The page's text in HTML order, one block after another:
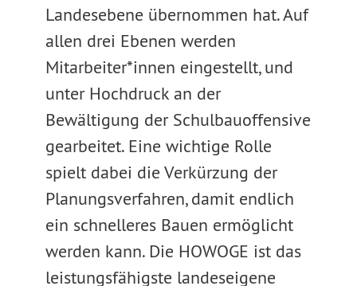
Landesebene übernommen hat. Auf
allen drei Ebenen werden
Mitarbeiter*innen eingestellt, und
unter Hochdruck an der
Bewältigung der Schulbauoffensive
gearbeitet. Eine wichtige Rolle
spielt dabei die Verkürzung der
Planungsverfahren, damit endlich
ein schnelleres Bauen ermöglicht
werden kann. Die HOWOGE ist das
leistungsfähigste landeseigene